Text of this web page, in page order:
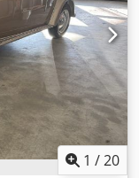
1 /20